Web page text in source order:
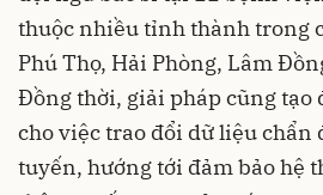
thuộc nhiều tỉnh thành trong
Phú Thọ, Hải Phòng, Lâm
Đồng thời, giải pháp cũng
cho việc trao đổi dữ liệu chẩn
tuyến, hướng tới đảm bảo hệ